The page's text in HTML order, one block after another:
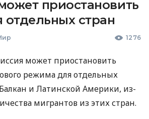
приостановить
отдельных стран
1276
может приостановить
режима для отдельных
и Латинской Америки, из-
мигрантов из этих стран.